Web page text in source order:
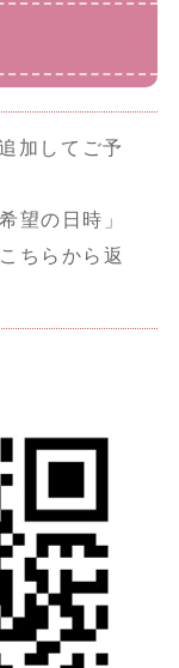
加してご予
望の日時」
ちらから返